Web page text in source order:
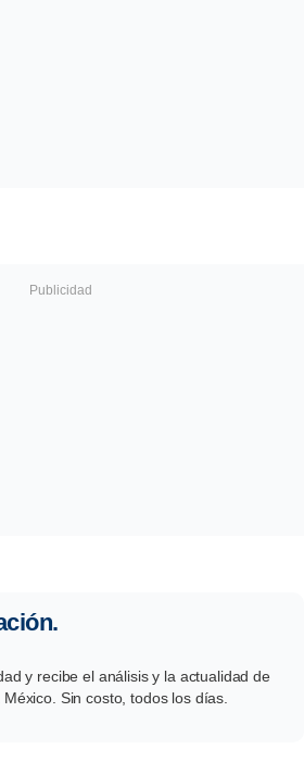
y recibe el análisis y la actualidad de
Sin costo, todos los días.